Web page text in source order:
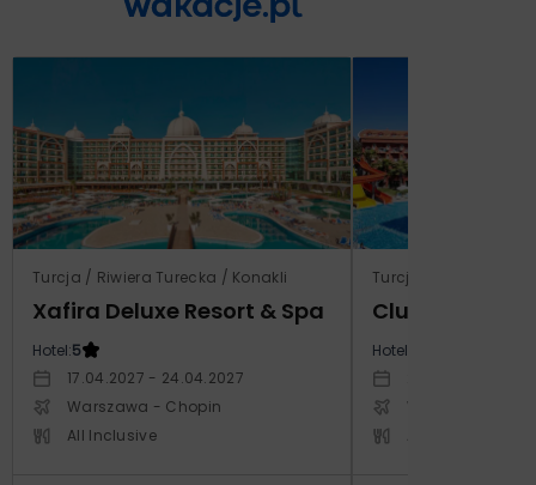
Turcja / Riwiera Turecka / Konakli
Xafira Deluxe Resort & Spa
Hotel:5
17.04.2027 - 24.04.2027
Warszawa - Chopin
All Inclusive
Turcja / Riwiera
Club Side
Hotel:
Warszawa -